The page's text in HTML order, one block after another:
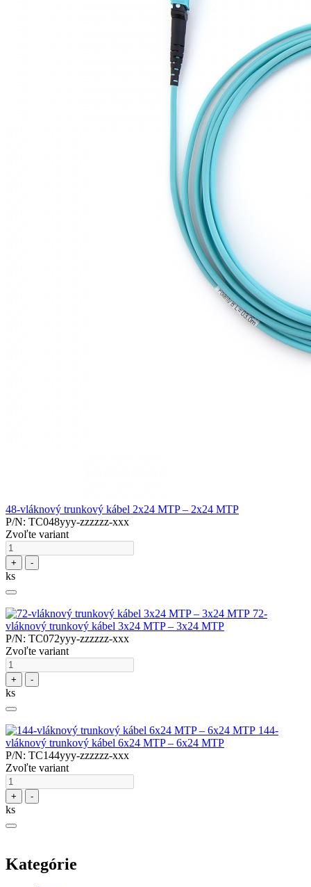
48-vláknový trunkový kábel 2x24 MTP – 2x24 MTP
P/N: TC048yyy-zzzzzz-xxx
Zvoľte variant
+ -
ks
72-
vláknový trunkový kábel 3x24 MTP – 3x24 MTP
P/N: TC072yyy-zzzzzz-xxx
Zvoľte variant
+ -
ks
144-
vláknový trunkový kábel 6x24 MTP – 6x24 MTP
P/N: TC144yyy-zzzzzz-xxx
Zvoľte variant
+ -
ks
Kategórie